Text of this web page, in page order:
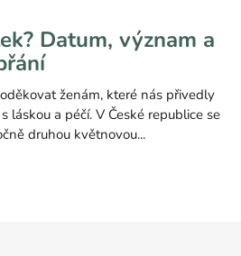
Datum, význam a
ženám, které nás přivedly
láskou a péčí. V České republice se
druhou květnovou...